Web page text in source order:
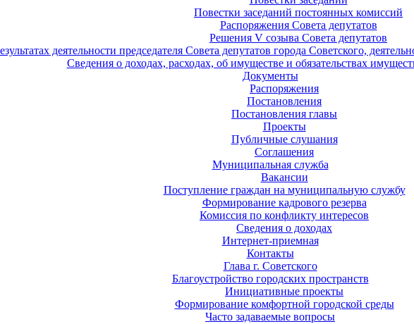
Повестки заседаний постоянных комиссий
Распоряжения Совета депутатов
Решения V созыва Совета депутатов
деятельности председателя Совета депутатов города Советского,
Сведения о доходах, расходах, об имуществе и обязательствах
Документы
Распоряжения
Постановления
Постановления главы
Проекты
Публичные слушания
Соглашения
Муниципальная служба
Вакансии
Поступление граждан на муниципальную службу
Формирование кадрового резерва
Комиссия по конфликту интересов
Сведения о доходах
Интернет-приемная
Контакты
Глава г. Советского
Благоустройство городских пространств
Инициативные проекты
Формирование комфортной городской среды
Часто задаваемые вопросы